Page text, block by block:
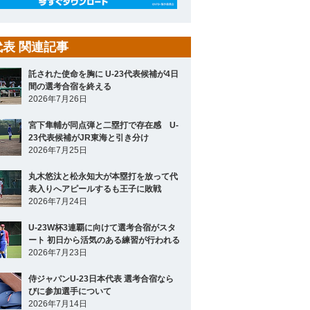
関連記事
託された使命を胸に U-23代表候補が4日
間の選考合宿を終える
2026年7月26日
宮下隼輔が同点弾と二塁打で存在感 U-
23代表候補がJR東海と引き分け
2026年7月25日
丸木悠汰と松永知大が本塁打を放って代
表入りへアピールするも王子に敗戦
2026年7月24日
U-23W杯3連覇に向けて選考合宿がスタ
ート 初日から活気のある練習が行われる
2026年7月23日
侍ジャパンU-23日本代表 選考合宿なら
びに参加選手について
2026年7月14日